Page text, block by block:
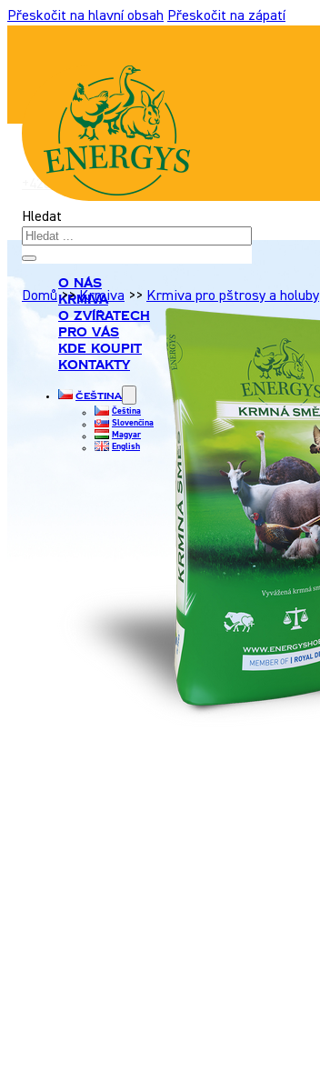
Přeskočit na hlavní obsah Přeskočit na zápatí
+420 517 307 701 info@energyshobby.cz
Hledat
Domů >> Krmiva >> Krmiva pro pštrosy a holuby
O nás
Krmiva
O zvířatech
Pro Vás
Kde koupit
Kontakty
Čeština
Čeština
Slovenčina
Magyar
English